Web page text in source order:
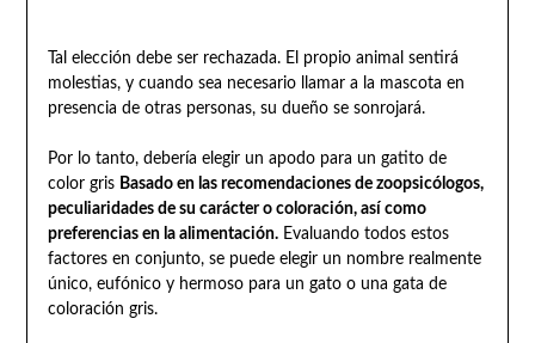
Tal elección debe ser rechazada. El propio animal sentirá
molestias, y cuando sea necesario llamar a la mascota en
presencia de otras personas, su dueño se sonrojará.
Por lo tanto, debería elegir un apodo para un gatito de
color gris Basado en las recomendaciones de zoopsicólogos,
peculiaridades de su carácter o coloración, así como
preferencias en la alimentación.Evaluando todos estos
factores en conjunto, se puede elegir un nombre realmente
único, eufónico y hermoso para un gato o una gata de
coloración gris.